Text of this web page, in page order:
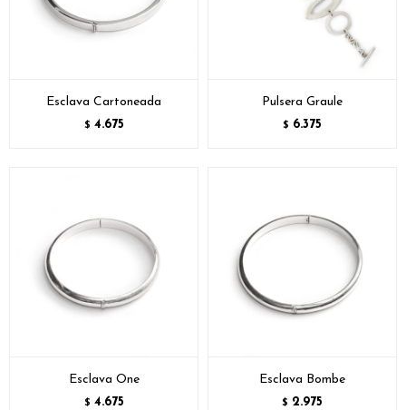
Esclava Cartoneada
$ 4.675
Pulsera Graule
$ 6.375
Esclava One
$ 4.675
Esclava Bombe
$ 2.975